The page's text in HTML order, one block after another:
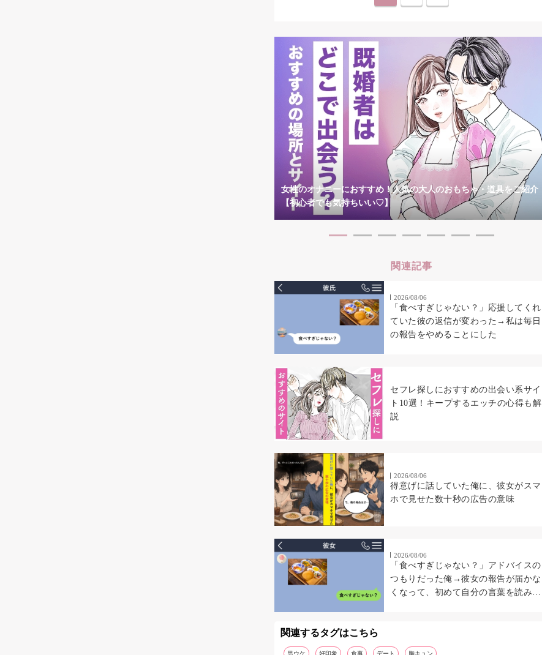
女性のオナニーにおすすめ！人気の大人のおもちゃ・道具をご紹介
【初心者でも気持ちいい♡】
関連記事
2026/08/06
「食べすぎじゃない？」応援してくれ
ていた彼の返信が変わった→私は毎日
の報告をやめることにした
セフレ探しにおすすめの出会い系サイ
ト10選！キープするエッチの心得も解
説
2026/08/06
得意げに話していた俺に、彼女がスマ
ホで見せた数十秒の広告の意味
2026/08/06
「食べすぎじゃない？」アドバイスの
つもりだった俺→彼女の報告が届かな
くなって、初めて自分の言葉を読み返
関連するタグはこちら
男ウケ 好印象 食事 デート 胸キュン